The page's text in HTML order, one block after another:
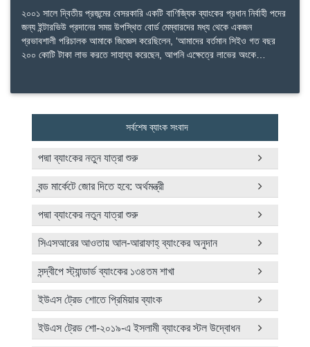
২০০১ সালে দ্বিতীয় প্রজন্মের বেসরকারি একটি বাণিজ্যিক ব্যাংকের প্রধান নির্বাহী পদের
জন্য ইন্টারভিউ প্রদানের সময় উপস্থিত বোর্ড মেম্বারদের মধ্য থেকে একজন
প্রভাবশালী পরিচালক আমাকে জিজ্ঞেস করেছিলেন, ‘আমাদের বর্তমান সিইও গত বছর
২০০ কোটি টাকা লাভ করতে সাহায্য করেছেন, আপনি এক্ষেত্রে লাভের অংকে…
সর্বশেষ ব্যাংক সংবাদ
পদ্মা ব্যাংকের নতুন যাত্রা শুরু
বন্ড মার্কেটে জোর দিতে হবে: অর্থমন্ত্রী
পদ্মা ব্যাংকের নতুন যাত্রা শুরু
সিএসআরের আওতায় আল-আরাফাহ্‌ ব্যাংকের অনুদান
সন্দ্বীপে স্ট্যান্ডার্ড ব্যাংকের ১৩৪তম শাখা
ইউএস ট্রেড শোতে প্রিমিয়ার ব্যাংক
ইউএস ট্রেড শো-২০১৯-এ ইসলামী ব্যাংকের স্টল উদ্বোধন